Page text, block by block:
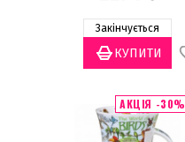
Закінчується
АКЦІЯ -30%